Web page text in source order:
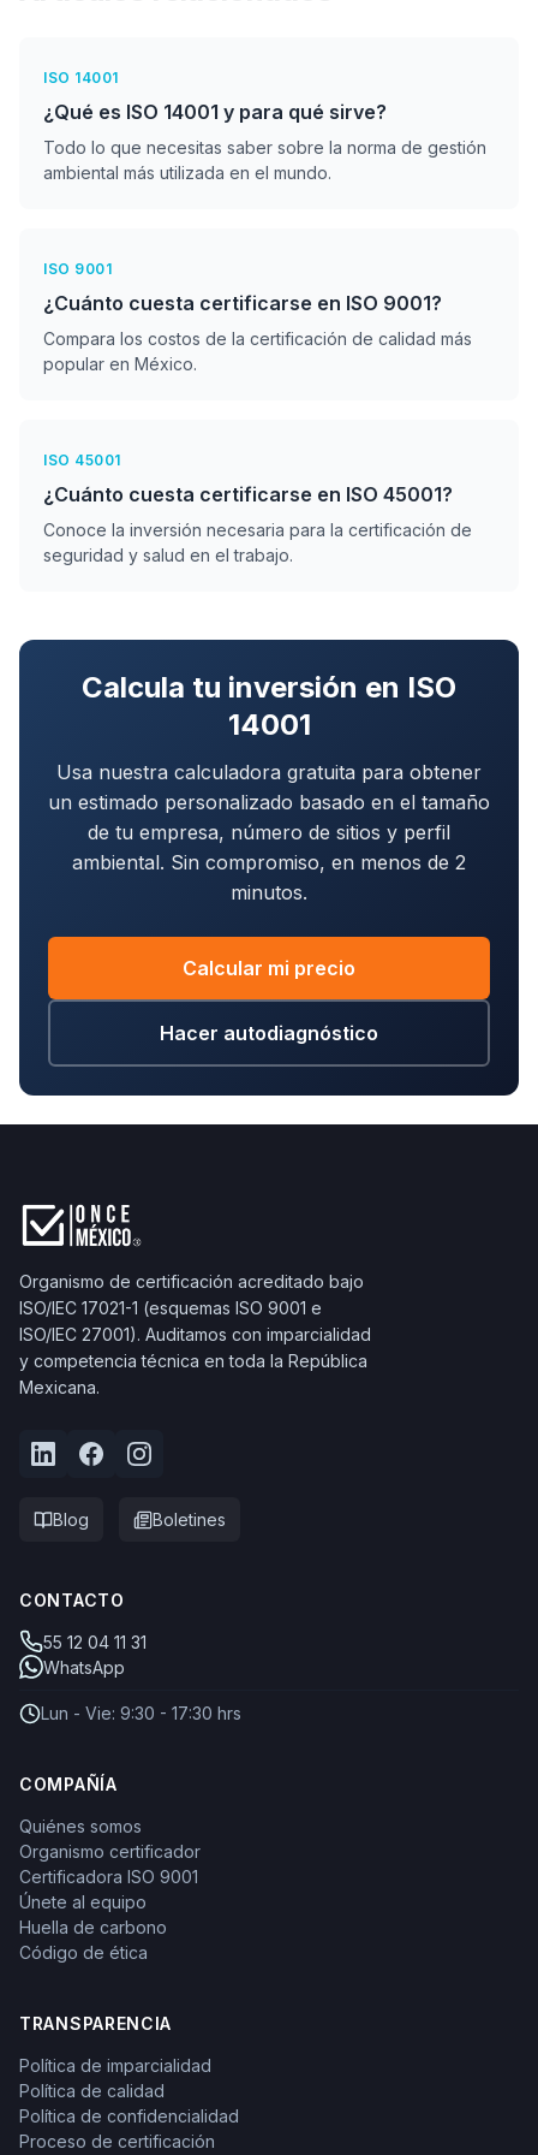
ISO 14001
¿Qué es ISO 14001 y para qué sirve?
Todo lo que necesitas saber sobre la norma de gestión
ambiental más utilizada en el mundo.
ISO 9001
¿Cuánto cuesta certificarse en ISO 9001?
Compara los costos de la certificación de calidad más
popular en México.
ISO 45001
¿Cuánto cuesta certificarse en ISO 45001?
Conoce la inversión necesaria para la certificación de
seguridad y salud en el trabajo.
Calcula tu inversión en ISO
14001
Usa nuestra calculadora gratuita para obtener
un estimado personalizado basado en el tamaño
de tu empresa, número de sitios y perfil
ambiental. Sin compromiso, en menos de 2
minutos.
Calcular mi precio
Hacer autodiagnóstico
Organismo de certificación acreditado bajo
ISO/IEC 17021-1 (esquemas ISO 9001 e
ISO/IEC 27001). Auditamos con imparcialidad
y competencia técnica en toda la República
Mexicana.
Blog Boletines
CONTACTO
55 12 04 11 31
WhatsApp
Lun - Vie: 9:30 - 17:30 hrs
COMPAÑÍA
Quiénes somos
Organismo certificador
Certificadora ISO 9001
Únete al equipo
Huella de carbono
Código de ética
TRANSPARENCIA
Política de imparcialidad
Política de calidad
Política de confidencialidad
Proceso de certificación